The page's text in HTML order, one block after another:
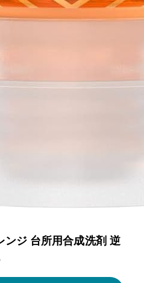
ンジ 台所用合成洗剤 逆